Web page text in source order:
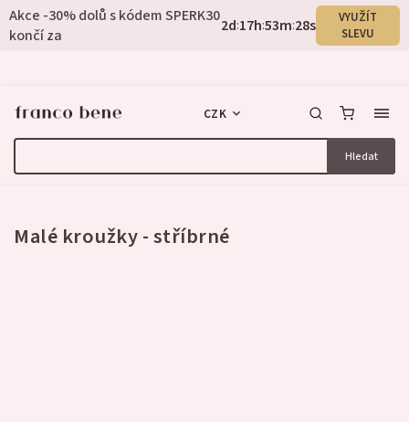
Akce -30% dolů s kódem SPERK30
končí za
2d:17h:53m:28s
VYUŽÍT
SLEVU
Hledat
CZK
2 hodnocení
Malé kroužky - stříbrné